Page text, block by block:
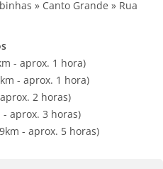
» Canto Grande » Rua
- aprox. 1 hora)
- aprox. 1 hora)
2 horas)
- aprox. 3 horas)
- aprox. 5 horas)